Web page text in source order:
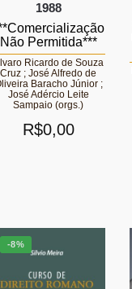
1988
Não Permitida***
Ricardo de Souza
Cruz ; José Alfredo de
Baracho Júnior ;
José Adércio Leite
Sampaio (orgs.)
R$0,00
-8%